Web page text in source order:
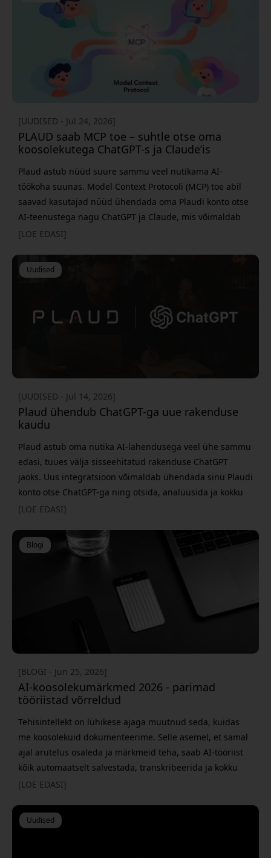
[UUDISED - Jul 24, 2026]
PLAUD saab MCP toe – suhtle otse oma
koosolekutega ChatGPT-s ja Claude’is
Plaud astub nüüd suure sammu veel nutikama AI-
töökoha suunas. Model Context Protocoli (MCP) toe abil
saavad kasutajad nüüd ühendada oma Plaudi konto otse
AI-teenustega nagu ChatGPT ja Claude, mis võimaldab
otsida, analüüsida ja luua sisu oma koosolekutest ilma, et
eksportima. Samal ajal toob Plaud välja uue automaatse
kõnetuvastuse funktsiooni, mis õpib aja jooks
[LOE EDASI]
Uudised
[UUDISED - Jul 14, 2026]
Plaud ühendub ChatGPT-ga uue rakenduse
kaudu
Plaud astub oma nutika AI-lahendusega veel ühe sammu
edasi, tuues välja sisseehitatud rakenduse ChatGPT
jaoks. Uus integratsioon võimaldab ühendada sinu Plaudi
konto otse ChatGPT-ga ning otsida, analüüsida ja kokku
võtta koosolekuid loomulikus keeles – ilma eri rakenduste
ChatGPT veel võimsamaks abiliseks kõigile, kes
kasutavad PLAUD Note'i, PLAUD NotePini v&o
[LOE EDASI]
Blogi
[BLOGI - Jun 25, 2026]
AI-koosolekumärkmed 2026 - parimad
tööriistad võrreldud
Tehisintellekt on lühikese ajaga muutnud seda, kuidas
me koosolekuid dokumenteerime. Selle asemel, et samal
ajal arutelus osaleda ja märkmeid teha, saab AI-tööriist
kõik automaatselt salvestada, transkribeerida ja kokku
võtta. Aga milline lahendus sobib tegelikult kõige
puhtad AI-rakendused kui ka füüsilised AI-salvestid, mis
toimivad peaaegu kõikjal. See teeb valiku veidi
[LOE EDASI]
Uudised